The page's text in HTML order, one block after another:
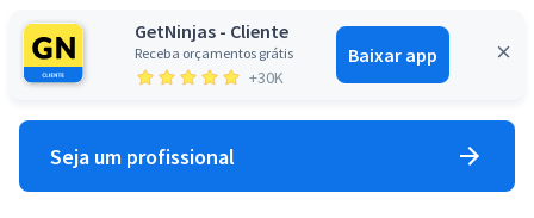
GetNinjas - Cliente
Receba orçamentos grátis
+30K
Baixar app
Entrar
Seja um profissional